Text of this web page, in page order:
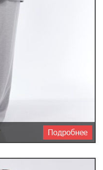
Подробнее